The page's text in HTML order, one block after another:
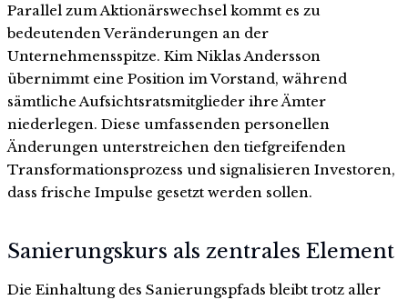
Parallel zum Aktionärswechsel kommt es zu
bedeutenden Veränderungen an der
Unternehmensspitze. Kim Niklas Andersson
übernimmt eine Position im Vorstand, während
sämtliche Aufsichtsratsmitglieder ihre Ämter
niederlegen. Diese umfassenden personellen
Änderungen unterstreichen den tiefgreifenden
Transformationsprozess und signalisieren Investoren,
dass frische Impulse gesetzt werden sollen.
Sanierungskurs als zentrales Element
Die Einhaltung des Sanierungspfads bleibt trotz aller